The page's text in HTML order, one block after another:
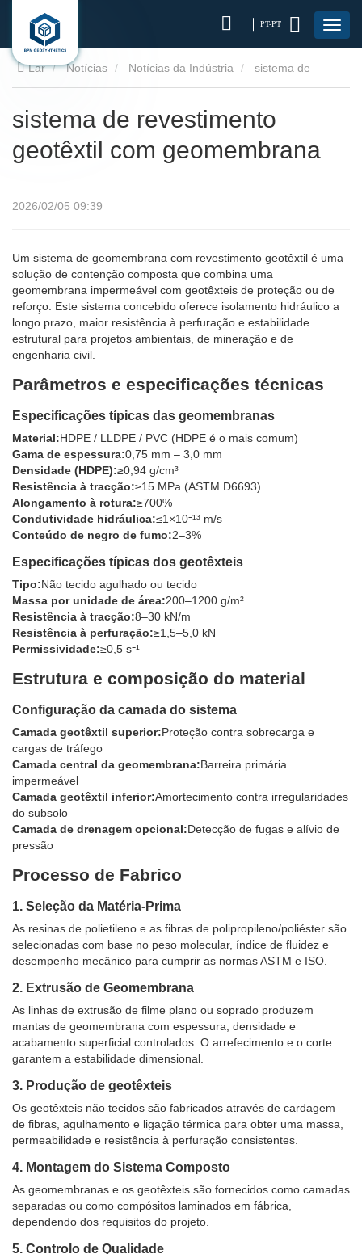
PT-PT
Lar Notícias Notícias da Indústria
sistema de revestimento
geotêxtil com geomembrana
2026/02/05 09:39
Um sistema de geomembrana com revestimento geotêxtil é uma
solução de contenção composta que combina uma
geomembrana impermeável com geotêxteis de proteção ou de
reforço. Este sistema concebido oferece isolamento hidráulico a
longo prazo, maior resistência à perfuração e estabilidade
estrutural para projetos ambientais, de mineração e de
engenharia civil.
Parâmetros e especificações técnicas
Especificações típicas das geomembranas
Material:HDPE / LLDPE / PVC (HDPE é o mais comum)
Gama de espessura:0,75 mm – 3,0 mm
Densidade (HDPE):≥0,94 g/cm³
Resistência à tracção:≥15 MPa (ASTM D6693)
Alongamento à rotura:≥700%
Condutividade hidráulica:≤1×10⁻¹³ m/s
Conteúdo de negro de fumo:2–3%
Especificações típicas dos geotêxteis
Tipo:Não tecido agulhado ou tecido
Massa por unidade de área:200–1200 g/m²
Resistência à tracção:8–30 kN/m
Resistência à perfuração:≥1,5–5,0 kN
Permissividade:≥0,5 s⁻¹
Estrutura e composição do material
Configuração da camada do sistema
Camada geotêxtil superior:Proteção contra sobrecarga e
cargas de tráfego
Camada central da geomembrana:Barreira primária
impermeável
Camada geotêxtil inferior:Amortecimento contra irregularidades
do subsolo
Camada de drenagem opcional:Detecção de fugas e alívio de
pressão
Processo de Fabrico
1. Seleção da Matéria-Prima
As resinas de polietileno e as fibras de polipropileno/poliéster são
selecionadas com base no peso molecular, índice de fluidez e
desempenho mecânico para cumprir as normas ASTM e ISO.
2. Extrusão de Geomembrana
As linhas de extrusão de filme plano ou soprado produzem
mantas de geomembrana com espessura, densidade e
acabamento superficial controlados. O arrefecimento e o corte
garantem a estabilidade dimensional.
3. Produção de geotêxteis
Os geotêxteis não tecidos são fabricados através de cardagem
de fibras, agulhamento e ligação térmica para obter uma massa,
permeabilidade e resistência à perfuração consistentes.
4. Montagem do Sistema Composto
As geomembranas e os geotêxteis são fornecidos como camadas
separadas ou como compósitos laminados em fábrica,
dependendo dos requisitos do projeto.
5. Controlo de Qualidade